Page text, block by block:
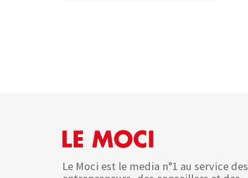
Le Moci est le media n°1 au service des